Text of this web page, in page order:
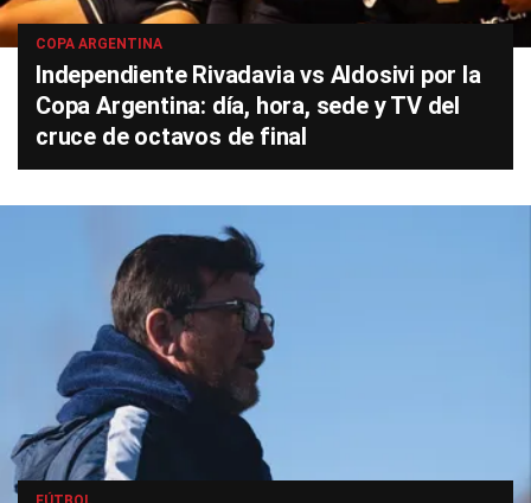
COPA ARGENTINA
Independiente Rivadavia vs Aldosivi por la
Copa Argentina: día, hora, sede y TV del
cruce de octavos de final